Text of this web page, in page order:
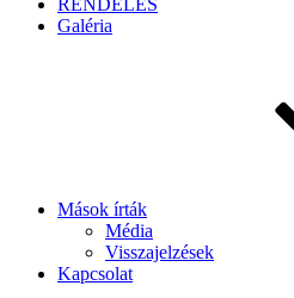
RENDELÉS
Galéria
Mások írták
Média
Visszajelzések
Kapcsolat